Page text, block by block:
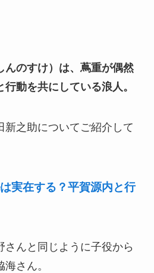
んのすけ）は、蔦重が偶然
動を共にしている浪人。
新之助についてご紹介して
実在する？平賀源内と行
さんと同じように子役から
さん。